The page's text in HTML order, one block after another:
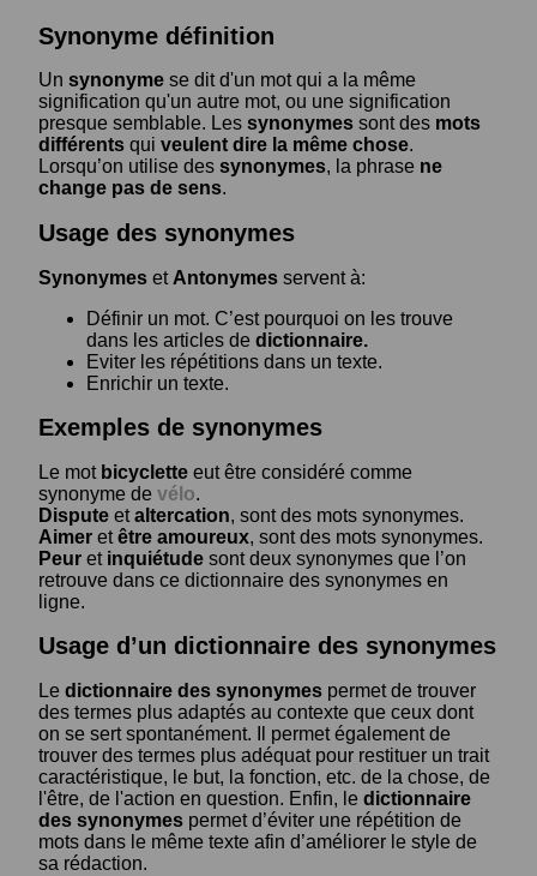
Synonyme définition
Un synonyme se dit d'un mot qui a la même
signification qu'un autre mot, ou une signification
presque semblable. Les synonymes sont des mots
différents qui veulent dire la même chose.
Lorsqu’on utilise des synonymes, la phrase ne
change pas de sens.
Usage des synonymes
Synonymes et Antonymes servent à:
Définir un mot. C’est pourquoi on les trouve
dans les articles de dictionnaire.
Eviter les répétitions dans un texte.
Enrichir un texte.
Exemples de synonymes
Le mot bicyclette eut être considéré comme
synonyme de vélo.
Dispute etaltercation, sont des mots synonymes.
Aimer etêtre amoureux, sont des mots synonymes.
Peur et inquiétude sont deux synonymes que l’on
retrouve dans ce dictionnaire des synonymes en
ligne.
Usage d’un dictionnaire des synonymes
Le dictionnaire des synonymes permet de trouver
des termes plus adaptés au contexte que ceux dont
on se sert spontanément. Il permet également de
trouver des termes plus adéquat pour restituer un trait
caractéristique, le but, la fonction, etc. de la chose, de
l'être, de l'action en question. Enfin, le dictionnaire
des synonymes permet d’éviter une répétition de
mots dans le même texte afin d’améliorer le style de
sa rédaction.